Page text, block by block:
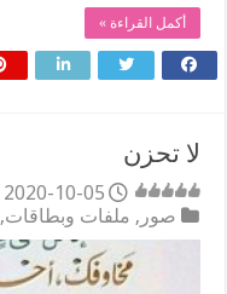
أكمل القراءة »
لا تحزن
2020-10-05
صور , ملفات وبطاقات,